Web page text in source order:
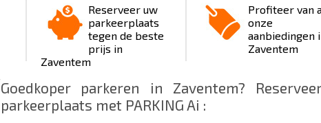
Reserveer uw
parkeerplaats
tegen de beste
prijs in
Zaventem
Profiteer van
onze
aanbiedingen
Zaventem
Goedkoper parkeren in Zaventem?
parkeerplaats met PARKING Ai :